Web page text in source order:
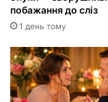
побажання до сліз
1 день тому